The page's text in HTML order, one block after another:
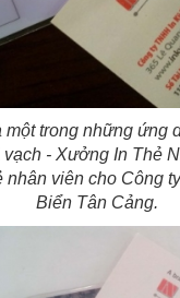
một trong những ứng
- Xưởng In Thẻ
viên cho Công
Biển Tân Cảng.